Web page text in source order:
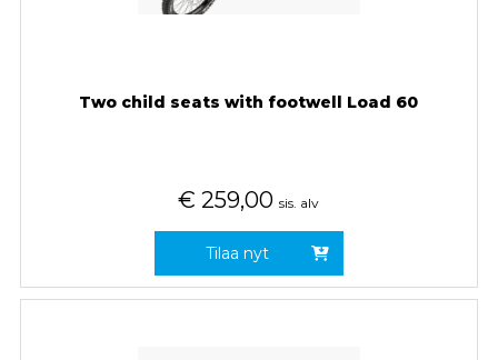
Two child seats with footwell Load 60
€ 259,00 sis. alv
Tilaa nyt